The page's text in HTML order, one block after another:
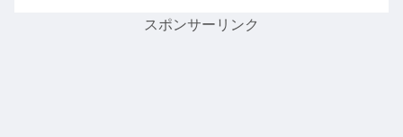
スポンサーリンク